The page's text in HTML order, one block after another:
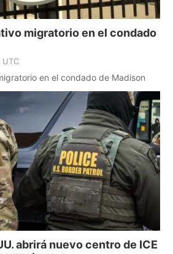
migratorio en el condado
en el condado de Madison
abrirá nuevo centro de ICE